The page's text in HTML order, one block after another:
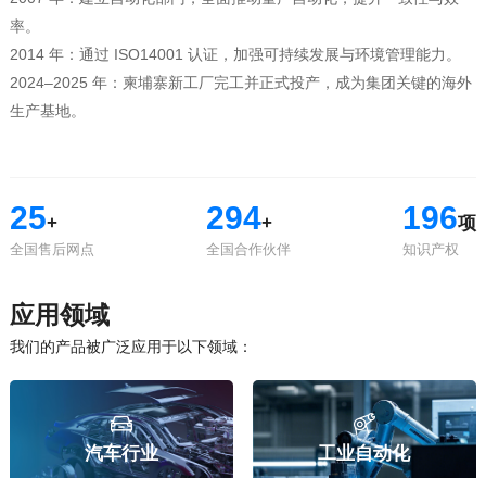
率。
2014 年：通过 ISO14001 认证，加强可持续发展与环境管理能力。
生产基地。
25+
全国售后网点
300+
全国合作伙伴
200项
知识产权
应用领域
我们的产品被广泛应用于以下领域：
汽车行业 工业自动化